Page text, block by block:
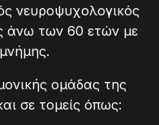
νευροψυχολογικός
άνω των 60 ετών με
ομάδας της
σε τομείς όπως: